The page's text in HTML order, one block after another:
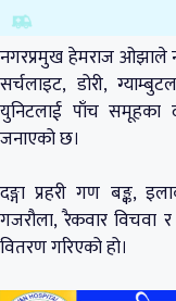
नगरप्रमुख हेमराज ओझाले
सर्चलाइट, डोरी,
युनिटलाई पाँच समूहका
जनाएको छ।
दङ्गा प्रहरी गण बङ्क,
गजरौला, रैकवार विचवा
वितरण गरिएको हो।